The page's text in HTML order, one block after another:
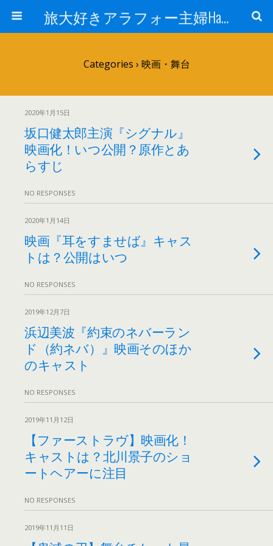
旅大好きアラフォー主婦Happy lifeの道
Categories › 映画・舞台
2020年1月15日
坂口健太郎主演『シグナル』
映画化！いつ公開？原作とあ
らすじ
NO RESPONSES
2020年1月14日
映画『耳をすませば』キャス
トは？公開はいつ
NO RESPONSES
2019年12月7日
浜辺美波『約束のネバーラン
ド（約ネバ）』映画そのほか
のキャスト
NO RESPONSES
2019年11月12日
【ファーストラヴ】映画化！
キャストは？北川景子のショ
ートヘアーに注目
NO RESPONSES
2019年11月11日